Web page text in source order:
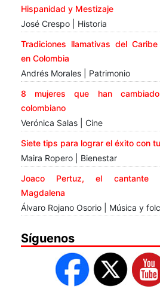
Hispanidad y Mestizaje
José Crespo | Historia
Tradiciones llamativas del Caribe
en Colombia
Andrés Morales | Patrimonio
8 mujeres que han
colombiano
Verónica Salas | Cine
Siete tips para lograr el éxito con
Maira Ropero | Bienestar
Joaco Pertuz, el cantante
Magdalena
Álvaro Rojano Osorio | Música y
Síguenos